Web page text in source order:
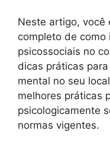
Neste artigo, você
completo de como
psicossociais no
dicas práticas
mental no seu
melhores práticas
psicologicamente
normas vigentes.